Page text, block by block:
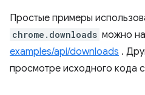
Простые примеры
chrome.downloads можно
examples/api/downloads .
просмотре исходного кода